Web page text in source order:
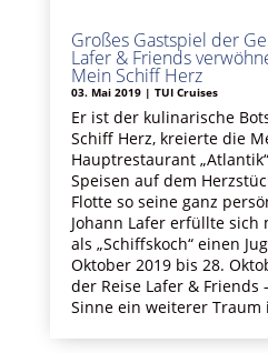
Großes Gastspiel der
Lafer & Friends
Mein Schiff Herz
03. Mai 2019| TUI Cruises
Er ist der kulinarische
Schiff Herz, kreierte die
Hauptrestaurant
Speisen auf dem
Flotte so seine ganz
Johann Lafer erfüllte sich
als „Schiffskoch“ einen
Oktober 2019 bis 28.
der Reise Lafer & Friends
Sinne ein weiterer